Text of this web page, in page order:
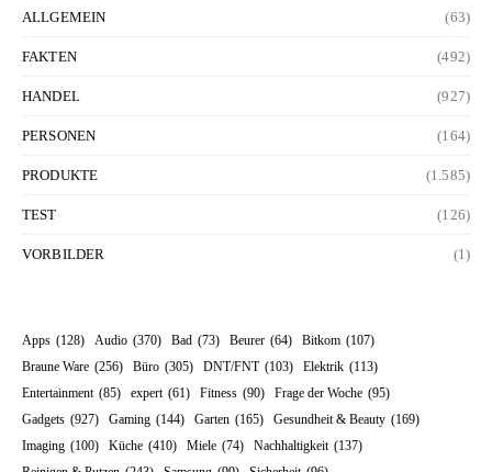
ALLGEMEIN (63)
FAKTEN (492)
HANDEL (927)
PERSONEN (164)
PRODUKTE (1.585)
TEST (126)
VORBILDER (1)
Apps (128) Audio (370) Bad (73) Beurer (64) Bitkom (107)
Braune Ware (256) Büro (305) DNT/FNT (103) Elektrik (113)
Entertainment (85) expert (61) Fitness (90) Frage der Woche (95)
Gadgets (927) Gaming (144) Garten (165) Gesundheit & Beauty (169)
Imaging (100) Küche (410) Miele (74) Nachhaltigkeit (137)